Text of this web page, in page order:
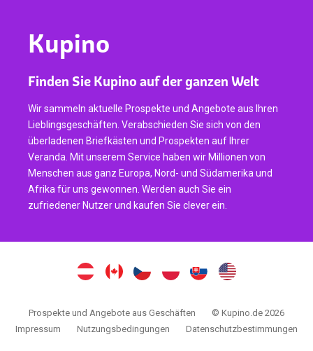
Kupino
Finden Sie Kupino auf der ganzen Welt
Wir sammeln aktuelle Prospekte und Angebote aus Ihren
Lieblingsgeschäften. Verabschieden Sie sich von den
überladenen Briefkästen und Prospekten auf Ihrer
Veranda. Mit unserem Service haben wir Millionen von
Menschen aus ganz Europa, Nord- und Südamerika und
Afrika für uns gewonnen. Werden auch Sie ein
zufriedener Nutzer und kaufen Sie clever ein.
Prospekte und Angebote aus Geschäften
© Kupino.de 2026
Impressum
Nutzungsbedingungen Datenschutzbestimmungen